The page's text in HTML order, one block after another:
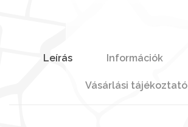
Leírás Információk
Vásárlási tájékoztató